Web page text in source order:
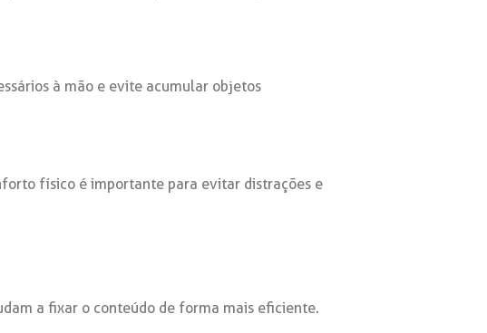
à mão e evite acumular objetos
físico é importante para evitar distrações e
a fixar o conteúdo de forma mais eficiente.